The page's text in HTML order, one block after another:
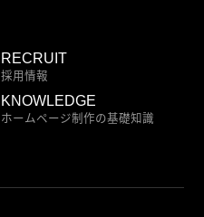
RECRUIT
採用情報
KNOWLEDGE
ホームページ制作の基礎知識